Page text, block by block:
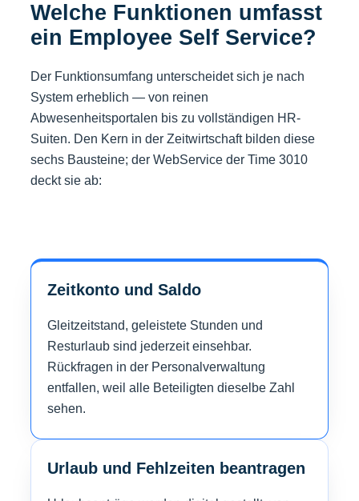
Welche Funktionen umfasst
ein Employee Self Service?
Der Funktionsumfang unterscheidet sich je nach
System erheblich — von reinen
Abwesenheitsportalen bis zu vollständigen HR-
Suiten. Den Kern in der Zeitwirtschaft bilden diese
sechs Bausteine; der WebService der Time 3010
deckt sie ab:
Zeitkonto und Saldo
Gleitzeitstand, geleistete Stunden und
Resturlaub sind jederzeit einsehbar.
Rückfragen in der Personalverwaltung
entfallen, weil alle Beteiligten dieselbe Zahl
sehen.
Urlaub und Fehlzeiten beantragen